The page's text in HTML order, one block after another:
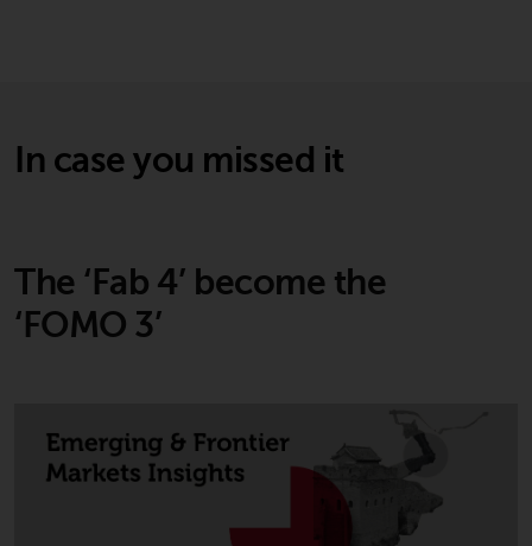
In case you missed it
The ‘Fab 4’ become the
‘FOMO 3’